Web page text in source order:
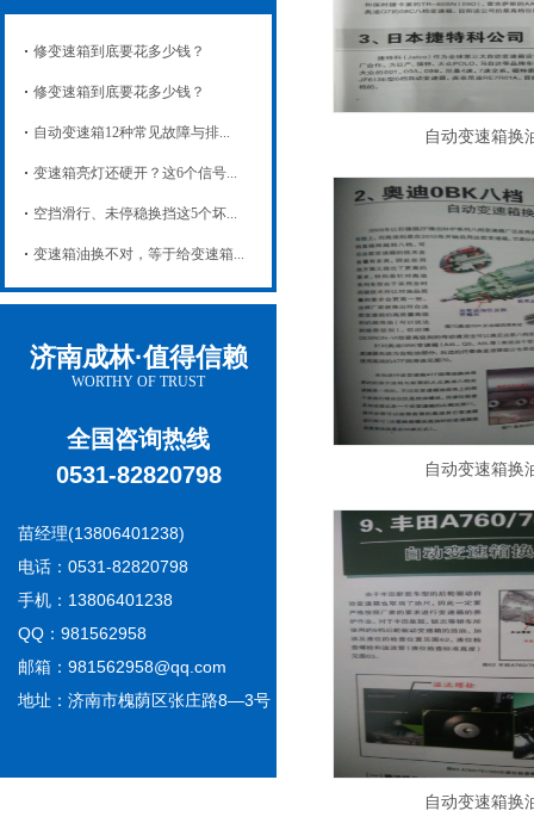
修变速箱到底要花多少钱？
修变速箱到底要花多少钱？
自动变速箱12种常见故障与排...
变速箱亮灯还硬开？这6个信号...
空挡滑行、未停稳换挡这5个坏...
变速箱油换不对，等于给变速箱...
济南成林·值得信赖
WORTHY OF TRUST
全国咨询热线
0531-82820798
苗经理(13806401238)
电话：0531-82820798
手机：13806401238
QQ：981562958
邮箱：981562958@qq.com
地址：济南市槐荫区张庄路8—3号
自动变速箱换
自动变速箱换
自动变速箱换